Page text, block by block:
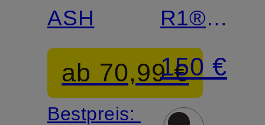
ASH
ab 70,99 €
Bestpreis:
R1®
AIR
150 €